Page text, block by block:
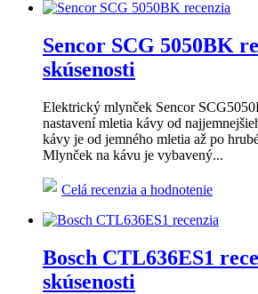
Sencor SCG 5050BK
skúsenosti
Elektrický mlynček Sencor
nastavení mletia kávy od
kávy je od jemného mletia až po
Mlynček na kávu je vybavený...
Celá recenzia a hodnotenie
Bosch CTL636ES1
skúsenosti